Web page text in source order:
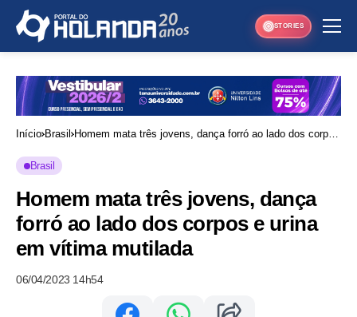
STORIES
Início Brasil
Homem mata três jovens, dança forró ao lado dos corpos
Brasil
Homem mata três jovens, dança
forró ao lado dos corpos e urina
em vítima mutilada
06/04/2023 14h54